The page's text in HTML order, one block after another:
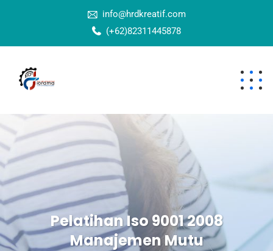
info@hrdkreatif.com
(+62)82311445878
Pelatihan Iso 9001 2008
Manajemen Mutu